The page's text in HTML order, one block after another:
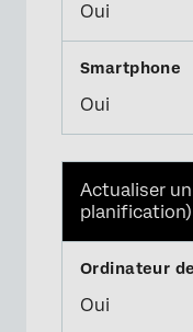
Oui
Oui
Actualiser
planification)
Oui